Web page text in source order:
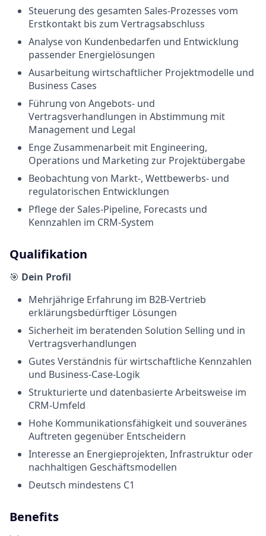
Steuerung des gesamten Sales-Prozesses vom
Erstkontakt bis zum Vertragsabschluss
Analyse von Kundenbedarfen und Entwicklung
passender Energielösungen
Ausarbeitung wirtschaftlicher Projektmodelle und
Business Cases
Führung von Angebots- und
Vertragsverhandlungen in Abstimmung mit
Management und Legal
Enge Zusammenarbeit mit Engineering,
Operations und Marketing zur Projektübergabe
Beobachtung von Markt-, Wettbewerbs- und
regulatorischen Entwicklungen
Pflege der Sales-Pipeline, Forecasts und
Kennzahlen im CRM-System
Qualifikation
🎯 Dein Profil
Mehrjährige Erfahrung im B2B-Vertrieb
erklärungsbedürftiger Lösungen
Sicherheit im beratenden Solution Selling und in
Vertragsverhandlungen
Gutes Verständnis für wirtschaftliche Kennzahlen
und Business-Case-Logik
Strukturierte und datenbasierte Arbeitsweise im
CRM-Umfeld
Hohe Kommunikationsfähigkeit und souveränes
Auftreten gegenüber Entscheidern
Interesse an Energieprojekten, Infrastruktur oder
nachhaltigen Geschäftsmodellen
Deutsch mindestens C1
Benefits